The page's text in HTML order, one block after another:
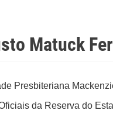
Matuck
Presbiteriana
da Reserva do